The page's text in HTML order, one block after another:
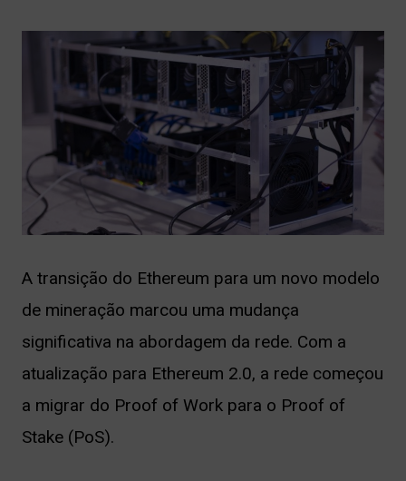
A transição do Ethereum para um novo modelo
de mineração marcou uma mudança
significativa na abordagem da rede. Com a
atualização para Ethereum 2.0, a rede começou
a migrar do Proof of Work para o Proof of
Stake (PoS).